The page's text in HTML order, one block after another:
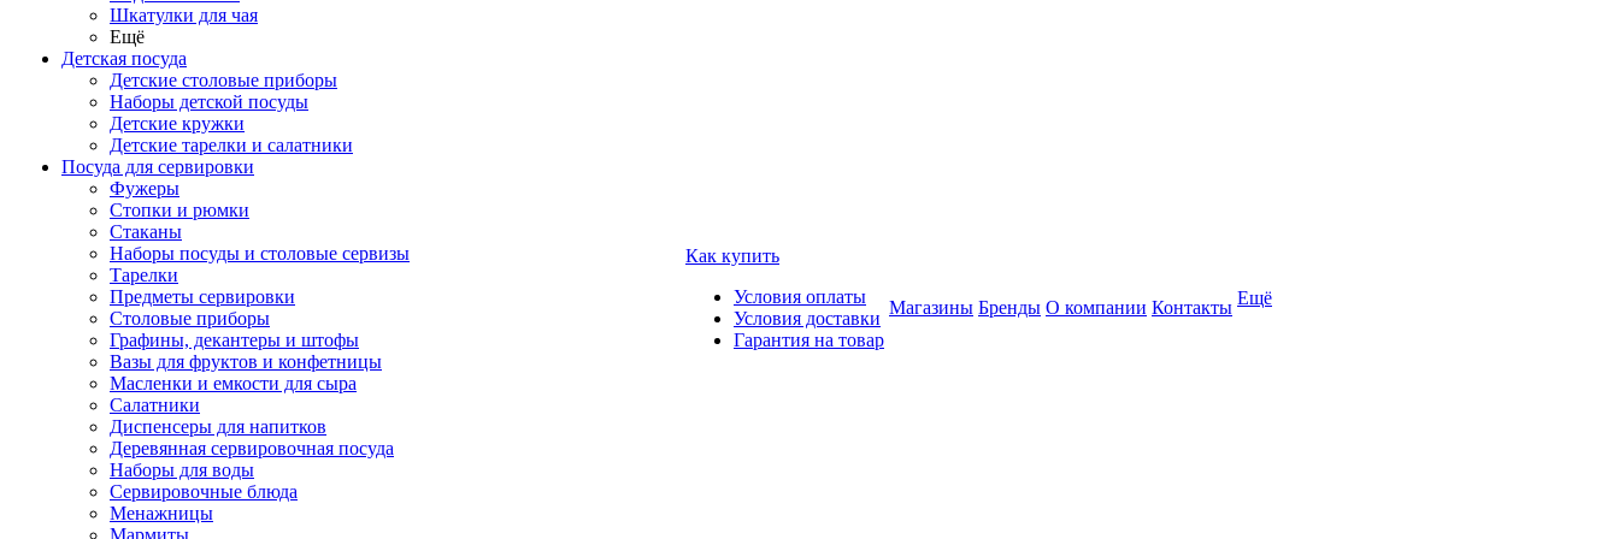
Шкатулки для чая
Ещё
Детская посуда
Детские столовые приборы
Наборы детской посуды
Детские кружки
Детские тарелки и салатники
Посуда для сервировки
Фужеры
Стопки и рюмки
Стаканы
Наборы посуды и столовые сервизы
Тарелки
Предметы сервировки
Столовые приборы
Графины, декантеры и штофы
Вазы для фруктов и конфетницы
Масленки и емкости для сыра
Салатники
Диспенсеры для напитков
Деревянная сервировочная посуда
Наборы для воды
Сервировочные блюда
Менажницы
Мармиты
Как купить
Условия оплаты
Условия доставки
Гарантия на товар
Магазины Бренды О компании Контакты Ещё